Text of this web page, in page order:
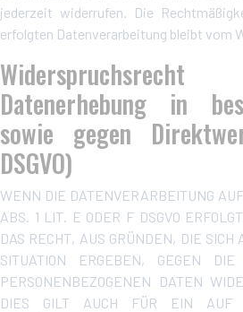
jederzeit widerrufen. Die
erfolgten Datenverarbeitung bleibt vom
Datenerhebung in
sowie gegen
DSGVO)
WENN DIE DATENVERARBEITUNG
ABS. 1 LIT. E ODER F DSGVO
DAS RECHT, AUS GRÜNDEN, DIE SICH
SITUATION ERGEBEN, GEGEN DIE
PERSONENBEZOGENEN DATEN
DIES GILT AUCH FÜR EIN AUF